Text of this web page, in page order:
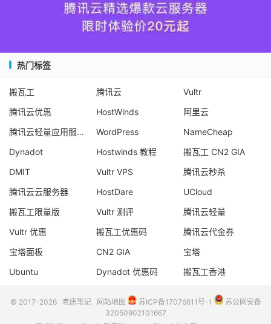
热门标签
搬瓦工 腾讯云
Vultr
腾讯云优惠
HostWinds
阿里云
腾讯云轻量应用服务器
WordPress
NameCheap
Dynadot
Hostwinds 教程
搬瓦工 CN2 GIA
DMIT
Vultr VPS
腾讯云秒杀
腾讯云云服务器
HostDare
UCloud
搬瓦工限量版
Vultr 测评
腾讯云轻量
Vultr 优惠
搬瓦工优惠码
腾讯云代金券
宝塔面板
CN2 GIA
宝塔
Ubuntu
Dynadot 优惠码 搬瓦工香港
© 2017-2026 老唐笔记 网站地图 苏ICP备17076611号-1
苏公网安备
32050902101667